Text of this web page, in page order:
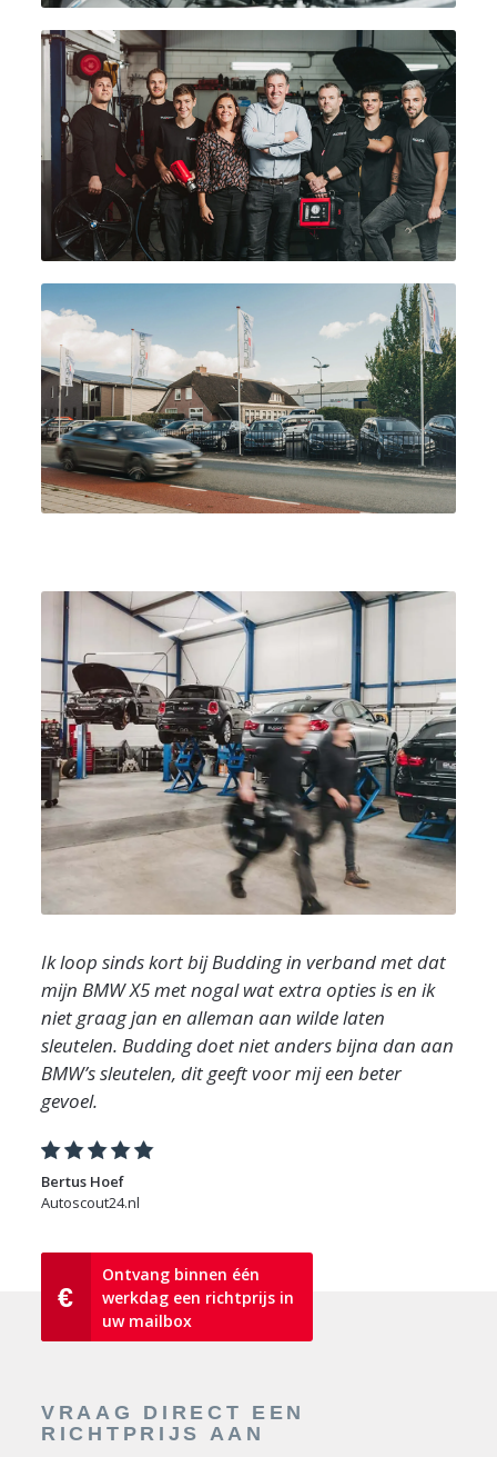
Ik loop sinds kort bij Budding in verband met dat
mijn BMW X5 met nogal wat extra opties is en ik
niet graag jan en alleman aan wilde laten
sleutelen. Budding doet niet anders bijna dan aan
BMW’s sleutelen, dit geeft voor mij een beter
gevoel.
Bertus Hoef
Autoscout24.nl
VRAAG DIRECT EEN
RICHTPRIJS AAN
€
Ontvang binnen één
werkdag een richtprijs in
uw mailbox